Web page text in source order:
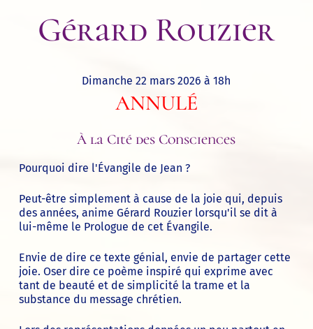
Gérard Rouzier
Dimanche 22 mars 2026 à 18h
ANNULÉ
À la Cité des Consciences
Pourquoi dire l'Évangile de Jean ?
Peut-être simplement à cause de la joie qui, depuis
des années, anime Gérard Rouzier lorsqu'il se dit à
lui-même le Prologue de cet Évangile.
Envie de dire ce texte génial, envie de partager cette
joie. Oser dire ce poème inspiré qui exprime avec
tant de beauté et de simplicité la trame et la
substance du message chrétien.